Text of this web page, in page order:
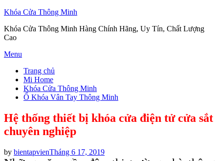
Khóa Cửa Thông Minh
Khóa Cửa Thông Minh Hàng Chính Hãng, Uy Tín, Chất Lượng
Cao
Skip
content
Menu
Trang chủ
Mi Home
Khóa Cửa Thông Minh
Ổ Khóa Vân Tay Thông Minh
Hệ thống thiết bị khóa cửa điện tử cửa sắt
chuyên nghiệp
by bientapvienPosted
Tháng 6 17, 2019